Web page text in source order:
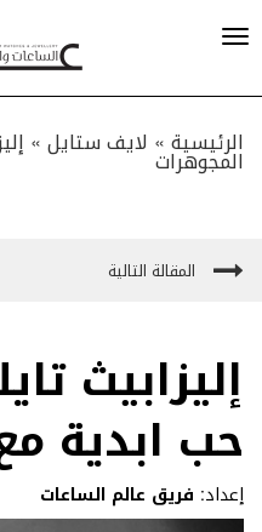
الرئيسية » لايف ستايل»
المجوهرات
المقالة التالية
إليزابيث
حب ابدية
إعداد: فريق عالم الساعات